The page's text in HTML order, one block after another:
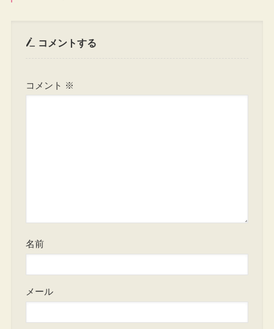
コメントする
コメント ※
名前
メール